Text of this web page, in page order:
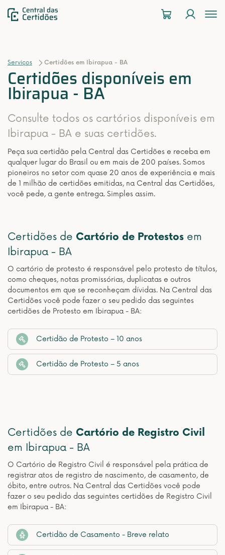
Serviços Certidões em Ibirapua - BA
Certidões disponíveis em
Ibirapua - BA
Consulte todos os cartórios disponíveis em
Ibirapua - BA e suas certidões.
Peça sua certidão pela Central das Certidões e receba em
qualquer lugar do Brasil ou em mais de 200 países. Somos
pioneiros no setor com quase 20 anos de experiência e mais
de 1 milhão de certidões emitidas, na Central das Certidões,
você pede, a gente entrega. Simples assim.
Certidões de Cartório de Protestos em
Ibirapua - BA
O cartório de protesto é responsável pelo protesto de títulos,
como cheques, notas promissórias, duplicatas e outros
documentos em que se reconheçam dívidas. Na Central das
Certidões você pode fazer o seu pedido das seguintes
certidões de Protesto em Ibirapua - BA:
Certidão de Protesto – 10 anos
Certidão de Protesto – 5 anos
Certidões de Cartório de Registro Civil
em Ibirapua - BA
O Cartório de Registro Civil é responsável pela prática de
registrar atos de registro de nascimento, de casamento, de
óbito, entre outros. Na Central das Certidões você pode
fazer o seu pedido das seguintes certidões de Registro Civil
em Ibirapua - BA:
Certidão de Casamento - Breve relato